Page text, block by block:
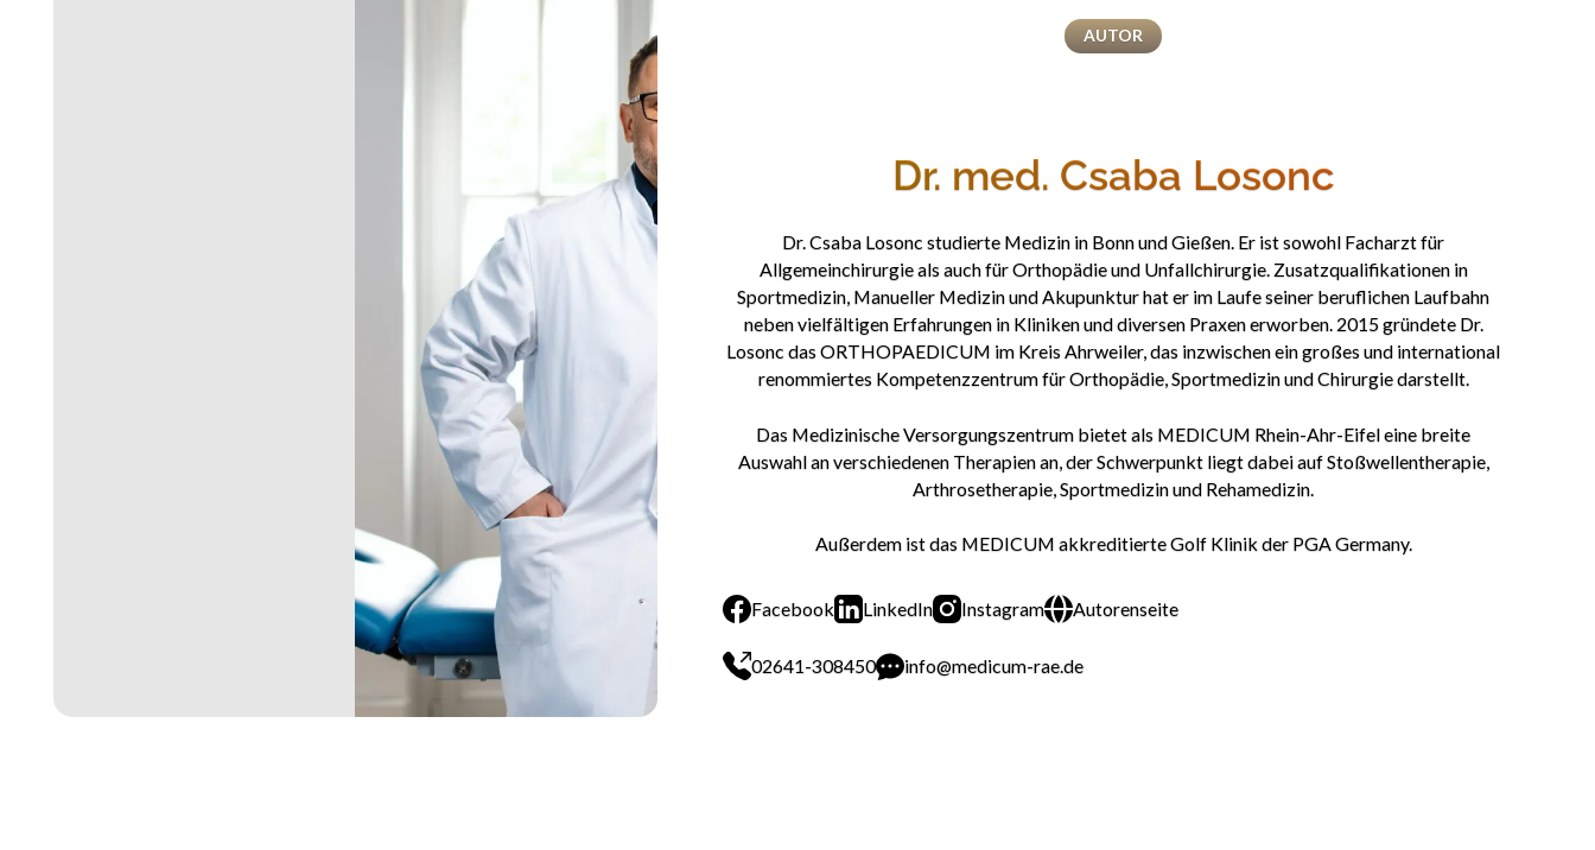
AUTOR
Dr. med. Csaba Losonc
Dr. Csaba Losonc studierte Medizin in Bonn und Gießen. Er ist sowohl Facharzt für
Allgemeinchirurgie als auch für Orthopädie und Unfallchirurgie. Zusatzqualifikationen in
Sportmedizin, Manueller Medizin und Akupunktur hat er im Laufe seiner beruflichen Laufbahn
neben vielfältigen Erfahrungen in Kliniken und diversen Praxen erworben. 2015 gründete Dr.
Losonc das ORTHOPAEDICUM im Kreis Ahrweiler, das inzwischen ein großes und international
renommiertes Kompetenzzentrum für Orthopädie, Sportmedizin und Chirurgie darstellt.
Das Medizinische Versorgungszentrum bietet als MEDICUM Rhein-Ahr-Eifel eine breite
Auswahl an verschiedenen Therapien an, der Schwerpunkt liegt dabei auf Stoßwellentherapie,
Arthrosetherapie, Sportmedizin und Rehamedizin.
Außerdem ist das MEDICUM akkreditierte Golf Klinik der PGA Germany.
Facebook
LinkedIn
Instagram
Autorenseite
02641-308450
info@medicum-rae.de